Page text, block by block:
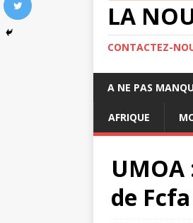
LA
CONTACTEZ-
A NE PAS
AFRIQUE
de